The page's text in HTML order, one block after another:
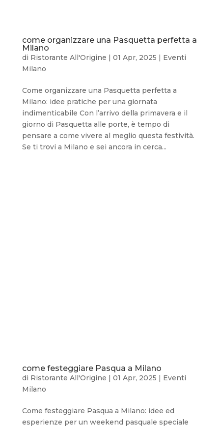
come organizzare una Pasquetta perfetta a
Milano
di Ristorante All'Origine | 01 Apr, 2025 | Eventi
Milano
Come organizzare una Pasquetta perfetta a
Milano: idee pratiche per una giornata
indimenticabile Con l’arrivo della primavera e il
giorno di Pasquetta alle porte, è tempo di
pensare a come vivere al meglio questa festività.
Se ti trovi a Milano e sei ancora in cerca...
come festeggiare Pasqua a Milano
di Ristorante All'Origine | 01 Apr, 2025 | Eventi
Milano
Come festeggiare Pasqua a Milano: idee ed
esperienze per un weekend pasquale speciale